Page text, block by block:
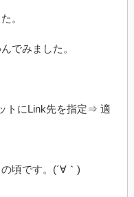
。
でみました。
トにLink先を指定⇒ 適
頃です。(´∀｀)